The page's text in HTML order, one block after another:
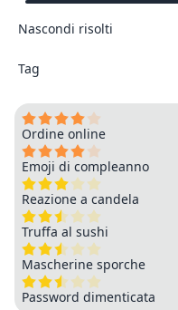
Ordine online
Emoji di compleanno
Reazione a candela
Truffa al sushi
Mascherine sporche
Password dimenticata
Nascondi risolti
Tag